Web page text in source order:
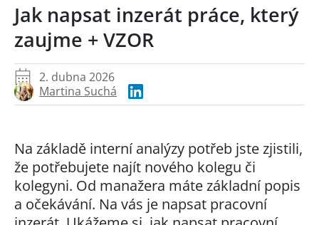
Jak napsat inzerát práce, který
zaujme + VZOR
2. dubna 2026
Martina Suchá
Na základě interní analýzy potřeb jste zjistili,
že potřebujete najít nového kolegu či
kolegyni. Od manažera máte základní popis
a očekávání. Na vás je napsat pracovní